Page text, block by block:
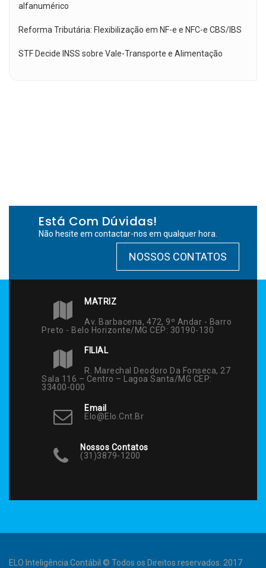
alfanumérico
Reforma Tributária: Flexibilização em NF-e e NFC-e CBS/IBS
STF Decide INSS sobre Vale-Transporte e Alimentação
Está Com Dúvidas!
Não hesite em contactar-nos em qualquer hora.
NOSSOS CONTATOS
MATRIZ
Av. Barbacena, 472, 9º Andar - Barro
Preto - Belo Horizonte/MG CEP: 30190-130
FILIAL
R. Marechal Deodoro Da Fonseca, 27
Sala 116 – Centro – Lagoa Santa/MG CEP:
33400-000
Email
Elo@elo.cnt.br
Nossos Contatos
(31)3879-1200
ELO Inteligência Contábil © Todos os Direitos reservados. 2017